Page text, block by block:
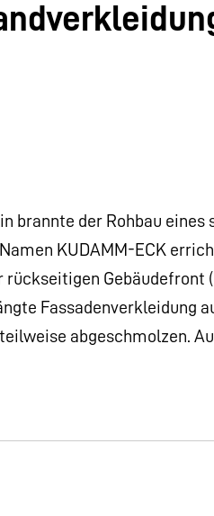
brannte der Rohbau
KUDAMM-ECK
rückseitigen Gebäudefront
Fassadenverkleidung
abgeschmolzen.